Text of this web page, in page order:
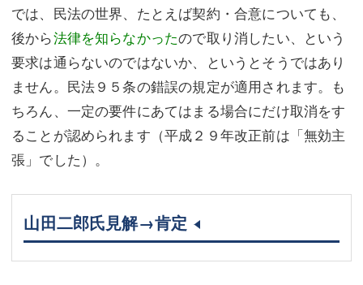
では、民法の世界、たとえば契約・合意についても、
後から法律を知らなかったので取り消したい、という
要求は通らないのではないか、というとそうではあり
ません。民法９５条の錯誤の規定が適用されます。も
ちろん、一定の要件にあてはまる場合にだけ取消をす
ることが認められます（平成２９年改正前は「無効主
張」でした）。
山田二郎氏見解→肯定